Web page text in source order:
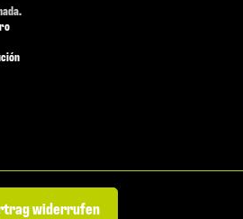
widerrufen